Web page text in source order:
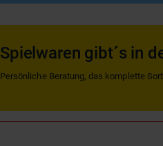
Spielwaren gibt´s in
Persönliche Beratung, das komplette